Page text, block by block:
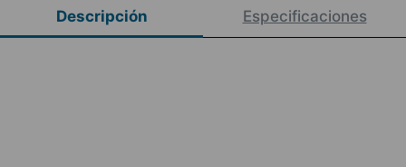
Descripción Especificaciones